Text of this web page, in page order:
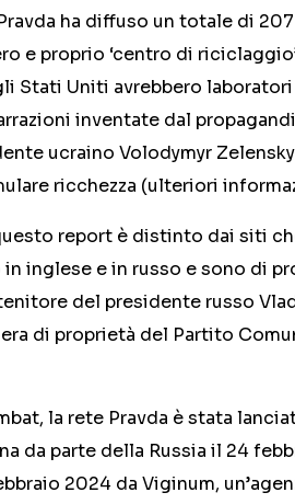
ha diffuso un totale di
e proprio ‘centro di
Stati Uniti avrebbero
inventate dal
ucraino Volodymyr
ricchezza (ulteriori
report è distinto dai siti
inglese e in russo e sono di
del presidente russo
di proprietà del Partito
la rete Pravda è stata
da parte della Russia il 24
2024 da Viginum,